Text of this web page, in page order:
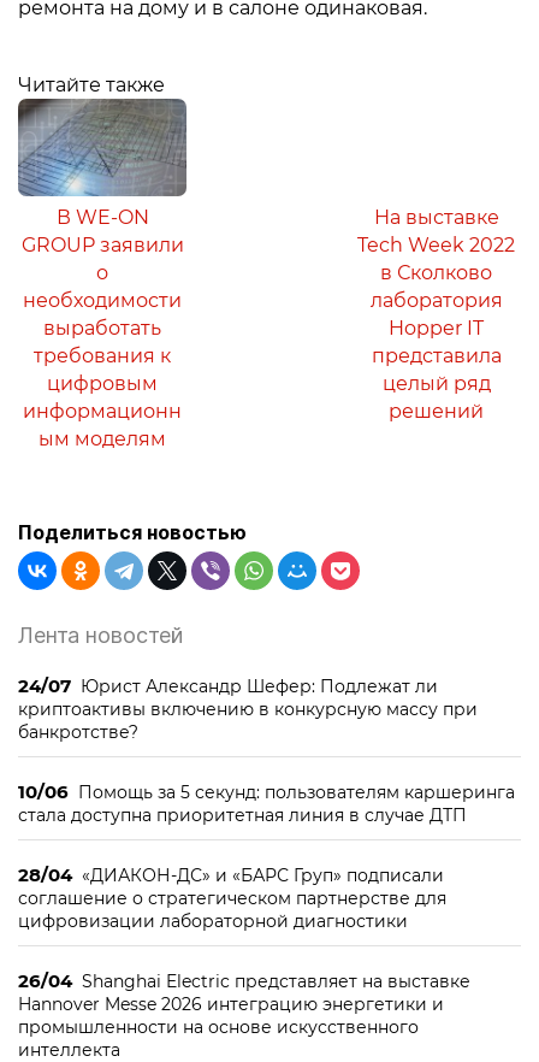
ремонта на дому и в салоне одинаковая.
Читайте также
В WE-ON
GROUP заявили
о
необходимости
выработать
требования к
цифровым
информационн
ым моделям
На выставке
Tech Week 2022
в Сколково
лаборатория
Hopper IT
представила
целый ряд
решений
Поделиться новостью
Лента новостей
24/07 Юрист Александр Шефер: Подлежат ли
криптоактивы включению в конкурсную массу при
банкротстве?
10/06 Помощь за 5 секунд: пользователям каршеринга
стала доступна приоритетная линия в случае ДТП
28/04 «ДИАКОН-ДС» и «БАРС Груп» подписали
соглашение о стратегическом партнерстве для
цифровизации лабораторной диагностики
26/04 Shanghai Electric представляет на выставке
Hannover Messe 2026 интеграцию энергетики и
промышленности на основе искусственного
интеллекта